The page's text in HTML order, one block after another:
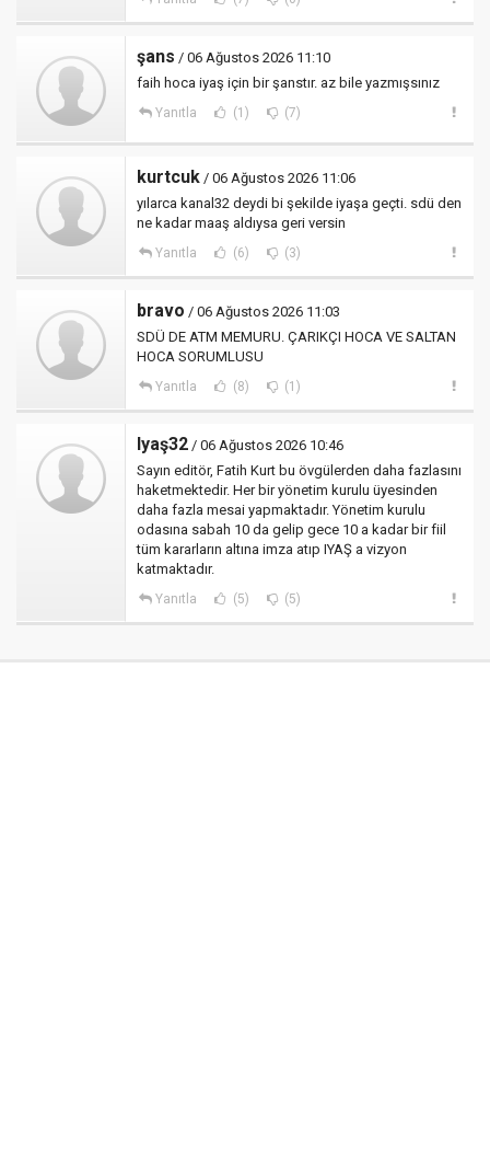
şans / 06 Ağustos 2026 11:10
faih hoca iyaş için bir şanstır. az bile yazmışsınız
Yanıtla (1) (7)
kurtcuk / 06 Ağustos 2026 11:06
yılarca kanal32 deydi bi şekilde iyaşa geçti. sdü den
ne kadar maaş aldıysa geri versin
Yanıtla (6) (3)
bravo / 06 Ağustos 2026 11:03
SDÜ DE ATM MEMURU. ÇARIKÇI HOCA VE SALTAN
HOCA SORUMLUSU
Yanıtla (8) (1)
Iyaş32 / 06 Ağustos 2026 10:46
Sayın editör, Fatih Kurt bu övgülerden daha fazlasını
haketmektedir. Her bir yönetim kurulu üyesinden
daha fazla mesai yapmaktadır. Yönetim kurulu
odasına sabah 10 da gelip gece 10 a kadar bir fiil
tüm kararların altına imza atıp IYAŞ a vizyon
katmaktadır.
Yanıtla (5) (5)